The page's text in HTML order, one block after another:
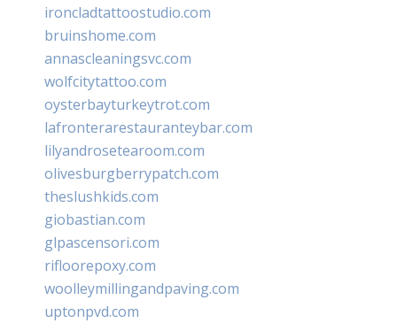
ironcladtattoostudio.com
bruinshome.com
annascleaningsvc.com
wolfcitytattoo.com
oysterbayturkeytrot.com
lafronterarestauranteybar.com
lilyandrosetearoom.com
olivesburgberrypatch.com
theslushkids.com
giobastian.com
glpascensori.com
rifloorepoxy.com
woolleymillingandpaving.com
uptonpvd.com